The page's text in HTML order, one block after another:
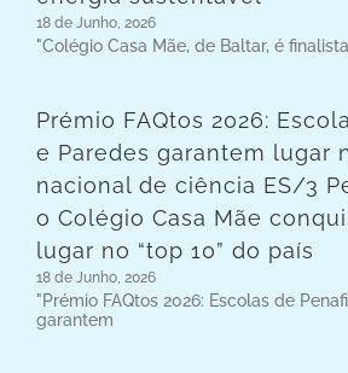
18 de Junho, 2026
"Colégio Casa Mãe, de Baltar, é
Prémio FAQtos 2026:
e Paredes garantem lugar
nacional de ciência ES/3
o Colégio Casa Mãe
lugar no “top 10” do país
18 de Junho, 2026
"Prémio FAQtos 2026: Escolas de
garantem